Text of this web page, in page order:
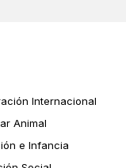
Internacional
Animal
e Infancia